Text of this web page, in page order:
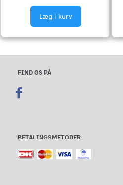
Læg i kurv
FIND OS PÅ
BETALINGSMETODER